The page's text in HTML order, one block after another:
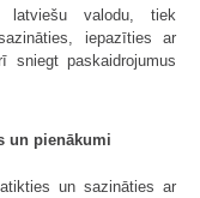
latviešu valodu, tiek
iepazīties ar
sniegt paskaidrojumus
un pienākumi
un sazināties ar